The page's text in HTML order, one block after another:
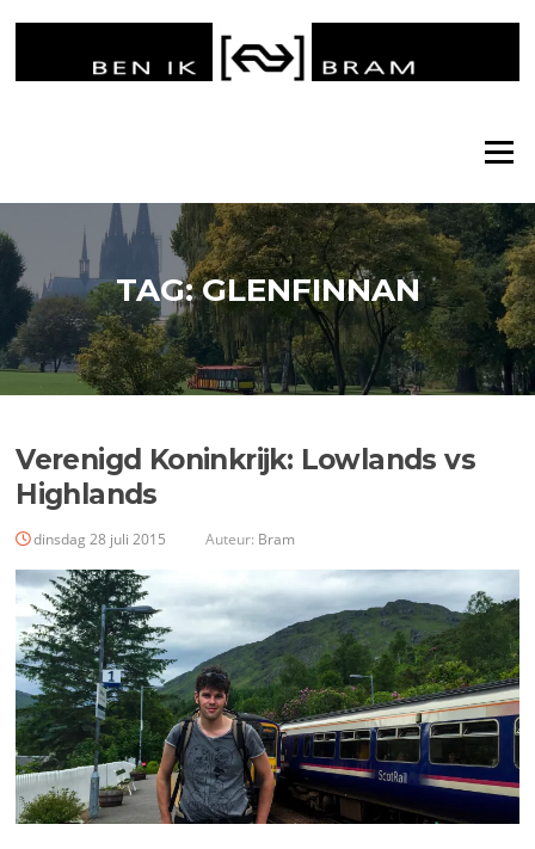
Menu
TAG:GLENFINNAN
Verenigd Koninkrijk: Lowlands vs
Highlands
dinsdag 28 juli 2015 Auteur: Bram